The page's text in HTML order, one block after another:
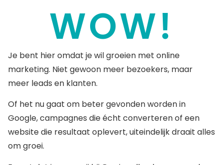
WOW!
Je bent hier omdat je wil groeien met online
marketing. Niet gewoon meer bezoekers, maar
meer leads en klanten.
Of het nu gaat om beter gevonden worden in
Google, campagnes die écht converteren of een
website die resultaat oplevert, uiteindelijk draait alles
om groei.